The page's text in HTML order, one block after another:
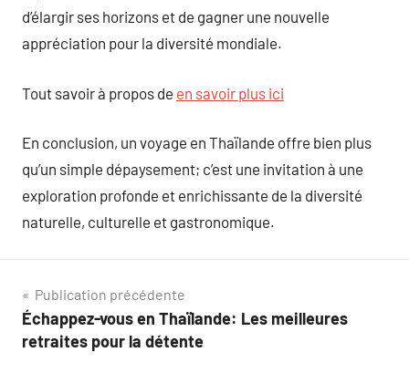
d’élargir ses horizons et de gagner une nouvelle
appréciation pour la diversité mondiale.
Tout savoir à propos de en savoir plus ici
En conclusion, un voyage en Thaïlande offre bien plus
qu’un simple dépaysement; c’est une invitation à une
exploration profonde et enrichissante de la diversité
naturelle, culturelle et gastronomique.
Navigation
de
Publication précédente
Échappez-vous en Thaïlande: Les meilleures
retraites pour la détente